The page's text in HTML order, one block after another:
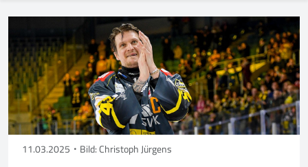
11.03.2025 Bild: Christoph Jürgens